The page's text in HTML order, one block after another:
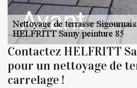
Contactez HELFRITT
pour un nettoyage de
carrelage !